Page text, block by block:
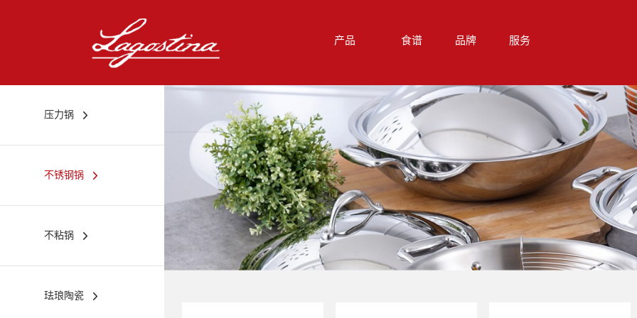
产品 食谱 品牌 服务
压力锅
不锈钢锅
不粘锅
珐琅陶瓷